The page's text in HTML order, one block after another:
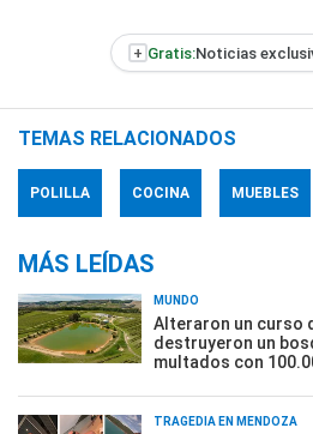
+ Gratis:Noticias
TEMAS RELACIONADOS
POLILLA COCINA MUEBLES
MÁS LEÍDAS
MUNDO
Alteraron un curso
destruyeron un
multados con
TRAGEDIA EN MENDOZA